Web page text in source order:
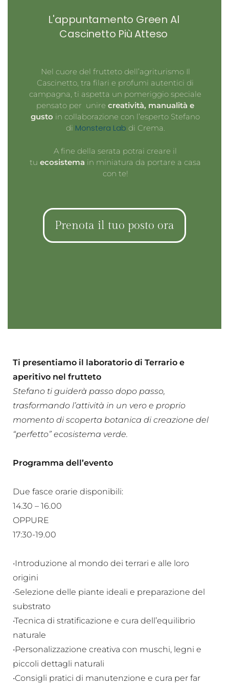
L'appuntamento Green Al
Cascinetto Più Atteso
Nel cuore del frutteto dell’agriturismo Il
Cascinetto , tra filari e profumi autentici di
campagna, ti aspetta un pomeriggio speciale
pensato per unire creatività, manualità e
gusto in collaborazione con l’esperto Stefano
di Monstera Lab di Crema.
A fine della serata potrai creare il
tu ecosistema in miniatura da portare a casa
con te!
Prenota il tuo posto ora
Ti presentiamo il laboratorio di Terrario e
aperitivo nel frutteto
Stefano ti guiderà passo dopo passo,
trasformando l’attività in un vero e proprio
momento di scoperta botanica di creazione del
“perfetto” ecosistema verde.
Programma dell’evento
Due fasce orarie disponibili:
14.30 – 16.00
OPPURE
17:30-19.00
•Introduzione al mondo dei terrari e alle loro
origini
•Selezione delle piante ideali e preparazione del
substrato
•Tecnica di stratificazione e cura dell’equilibrio
naturale
•Personalizzazione creativa con muschi, legni e
piccoli dettagli naturali
•Consigli pratici di manutenzione e cura per far